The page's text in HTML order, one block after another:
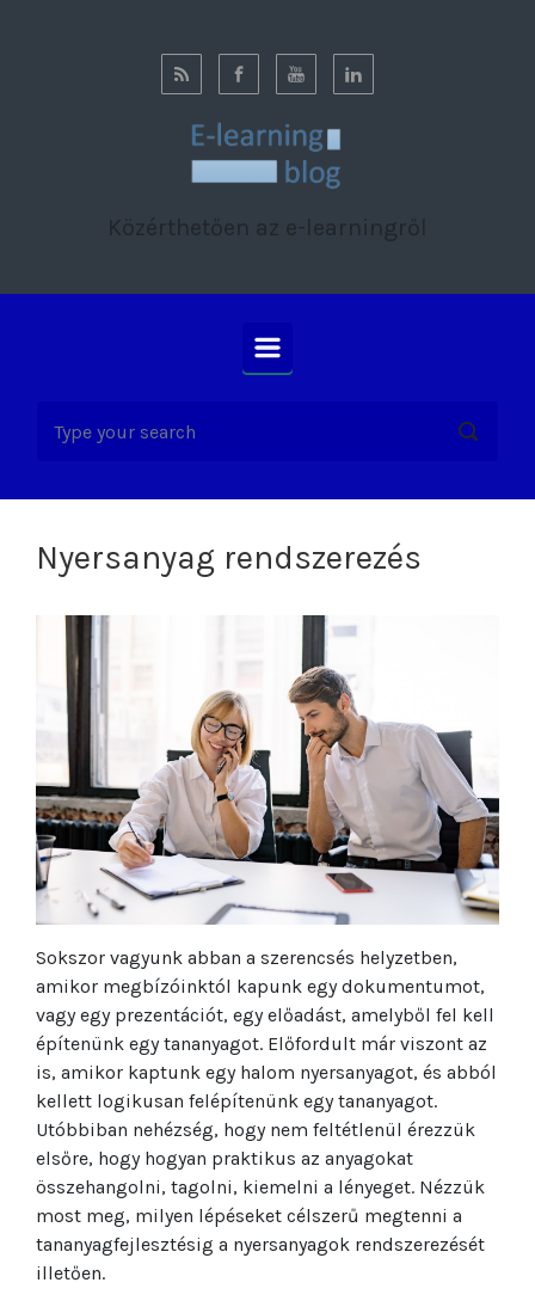
Közérthetően az e-learningről
Nyersanyag rendszerezés
Sokszor vagyunk abban a szerencsés helyzetben,
amikor megbízóinktól kapunk egy dokumentumot,
vagy egy prezentációt, egy előadást, amelyből fel kell
építenünk egy tananyagot. Előfordult már viszont az
is, amikor kaptunk egy halom nyersanyagot, és abból
kellett logikusan felépítenünk egy tananyagot.
Utóbbiban nehézség, hogy nem feltétlenül érezzük
elsőre, hogy hogyan praktikus az anyagokat
összehangolni, tagolni, kiemelni a lényeget. Nézzük
most meg, milyen lépéseket célszerű megtenni a
tananyagfejlesztésig a nyersanyagok rendszerezését
illetően.